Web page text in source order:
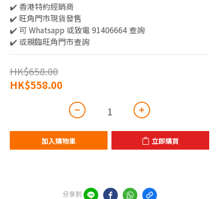
✔️ 香港特約經銷商
✔️ 旺角門市現貨發售
✔️ 可 Whatsapp 或致電 91406664 查詢
✔️ 或親臨旺角門市查詢
HK$658.00
HK$558.00
加入購物車 立即購買
分享到